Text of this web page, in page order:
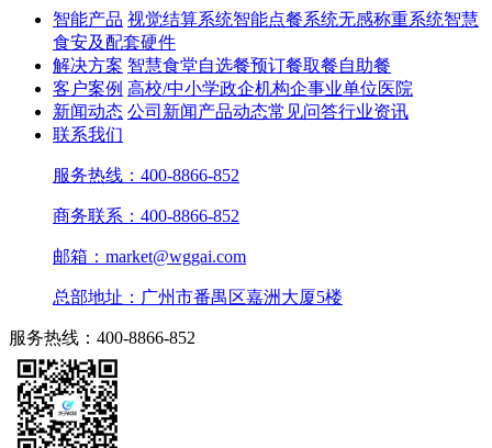
智能产品 视觉结算系统智能点餐系统无感称重系统智慧
食安及配套硬件
解决方案 智慧食堂自选餐预订餐取餐自助餐
客户案例 高校/中小学政企机构企事业单位医院
新闻动态 公司新闻产品动态常见问答行业资讯
联系我们
服务热线：400-8866-852
商务联系：400-8866-852
邮箱：market@wggai.com
总部地址：广州市番禺区嘉洲大厦5楼
服务热线：400-8866-852